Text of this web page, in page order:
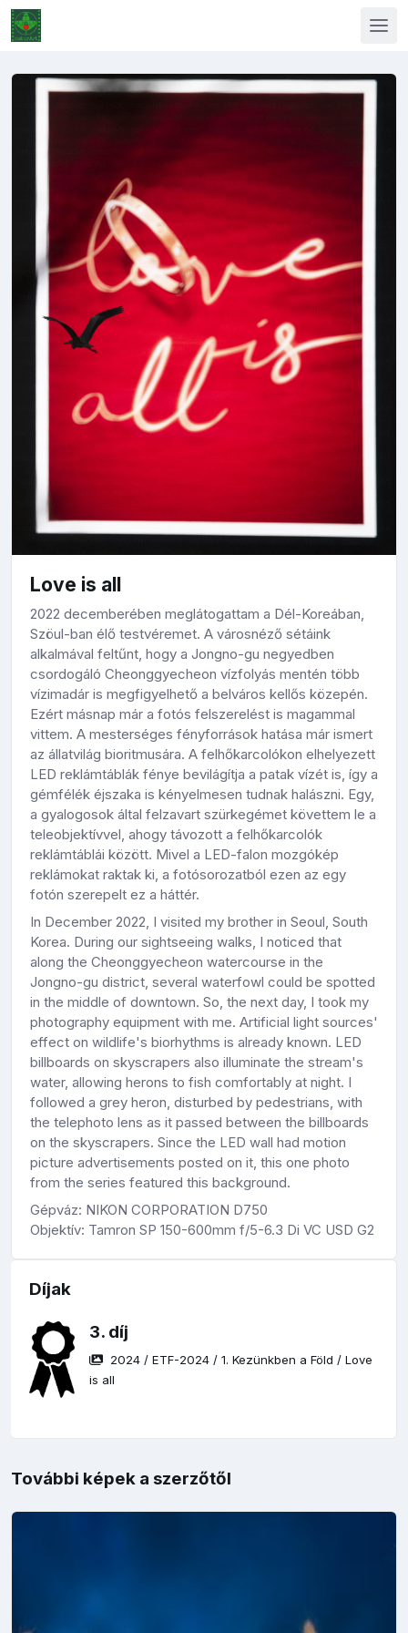
Love is all
2022 decemberében meglátogattam a Dél-Koreában,
Szöul-ban élő testvéremet. A városnéző sétáink
alkalmával feltűnt, hogy a Jongno-gu negyedben
csordogáló Cheonggyecheon vízfolyás mentén több
vízimadár is megfigyelhető a belváros kellős közepén.
Ezért másnap már a fotós felszerelést is magammal
vittem. A mesterséges fényforrások hatása már ismert
az állatvilág bioritmusára. A felhőkarcolókon elhelyezett
LED reklámtáblák fénye bevilágítja a patak vízét is, így a
gémfélék éjszaka is kényelmesen tudnak halászni. Egy,
a gyalogosok által felzavart szürkegémet követtem le a
teleobjektívvel, ahogy távozott a felhőkarcolók
reklámtáblái között. Mivel a LED-falon mozgókép
reklámokat raktak ki, a fotósorozatból ezen az egy
fotón szerepelt ez a háttér.
In December 2022, I visited my brother in Seoul, South
Korea. During our sightseeing walks, I noticed that
along the Cheonggyecheon watercourse in the
Jongno-gu district, several waterfowl could be spotted
in the middle of downtown. So, the next day, I took my
photography equipment with me. Artificial light sources'
effect on wildlife's biorhythms is already known. LED
billboards on skyscrapers also illuminate the stream's
water, allowing herons to fish comfortably at night. I
followed a grey heron, disturbed by pedestrians, with
the telephoto lens as it passed between the billboards
on the skyscrapers. Since the LED wall had motion
picture advertisements posted on it, this one photo
from the series featured this background.
Gépváz: NIKON CORPORATION D750
Objektív: Tamron SP 150-600mm f/5-6.3 Di VC USD G2
Díjak
3. díj
2024 /ETF-2024 /1. Kezünkben a Föld /Love
is all
További képek a szerzőtől